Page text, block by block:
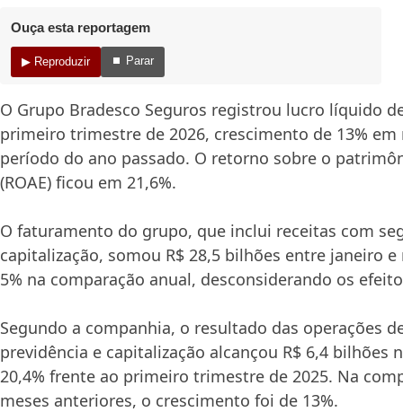
Ouça esta reportagem
▶ Reproduzir ⏹ Parar
O Grupo Bradesco Seguros registrou lucro líquido
primeiro trimestre de 2026, crescimento de 13%
período do ano passado. O retorno sobre o
(ROAE) ficou em 21,6%.
O faturamento do grupo, que inclui receitas com
capitalização, somou R$ 28,5 bilhões entre janeiro
5% na comparação anual, desconsiderando os
Segundo a companhia, o resultado das operações
previdência e capitalização alcançou R$ 6,4 bilhões
20,4% frente ao primeiro trimestre de 2025. Na
meses anteriores, o crescimento foi de 13%.